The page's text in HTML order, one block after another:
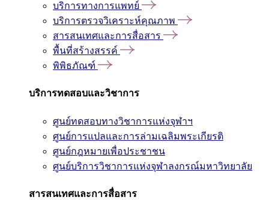
บริการทางการแพทย์
บริการตรวจวิเคราะห์คุณภาพ
สารสนเทศและการสื่อสาร
พื้นที่สร้างสรรค์
พิพิธภัณฑ์
บริการทดสอบและวิชาการ
ศูนย์ทดสอบทางวิชาการแห่งจุฬาฯ
ศูนย์การแปลและการล่ามเฉลิมพระเกียรติ
ศูนย์กฎหมายเพื่อประชาชน
ศูนย์บริการวิชาการแห่งจุฬาลงกรณ์มหาวิทยาลัย
สารสนเทศและการสื่อสาร